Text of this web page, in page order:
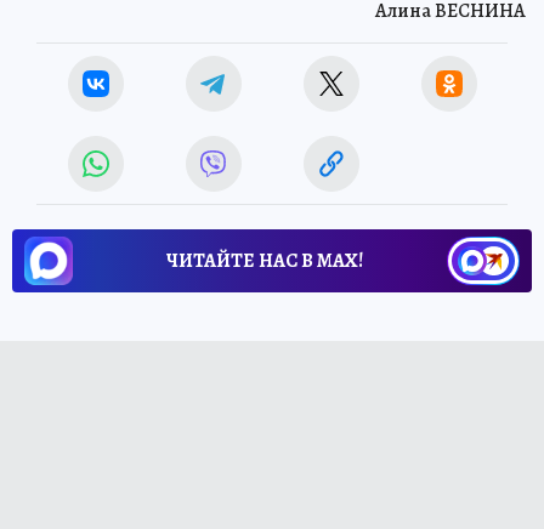
Алина ВЕСНИНА
ЧИТАЙТЕ НАС В МАХ!